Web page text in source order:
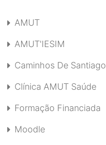
AMUT
AMUT'IESIM
Caminhos De Santiago
Clínica AMUT Saúde
Formação Financiada
Moodle